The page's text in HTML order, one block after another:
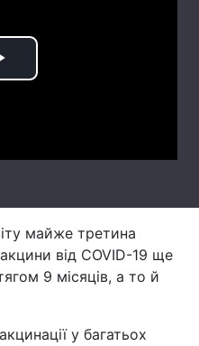
майже третина
від COVID-19 ще
9 місяців, а то й
у багатьох